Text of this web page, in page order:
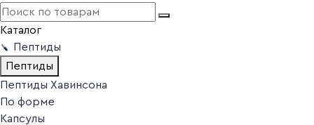
Каталог
Пептиды
Пептиды
Пептиды Хавинсона
По форме
Капсулы